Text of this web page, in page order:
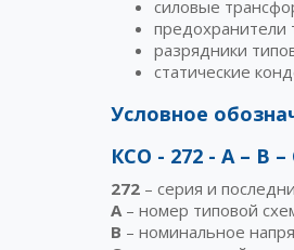
силовые
разрядники
статические
Условное
КСО - 272 - А – В –
272 – серия и
А– номер типовой
В – номинальное